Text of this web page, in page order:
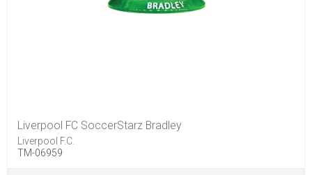
Liverpool FC SoccerStarz Bradley
Liverpool F.C.
TM-06959